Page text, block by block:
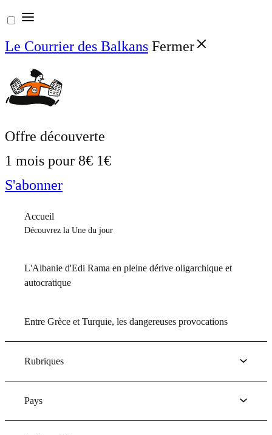
Aller
au
contenu
Le Courrier des Balkans Fermer
Offre découverte
1 mois pour 8€ 1€
S'abonner
Accueil
Découvrez la Une du jour
L'Albanie d'Edi Rama en pleine dérive oligarchique et
autocratique
Entre Grèce et Turquie, les dangereuses provocations
Rubriques
Pays